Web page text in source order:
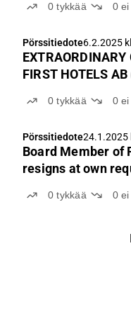
0tykkää 0ei
Pörssitiedote6.2.2025
EXTRAORDINARY
FIRST HOTELS
0tykkää 0ei
Pörssitiedote24.1.2025
Board Member of
resigns at own
0tykkää 0ei